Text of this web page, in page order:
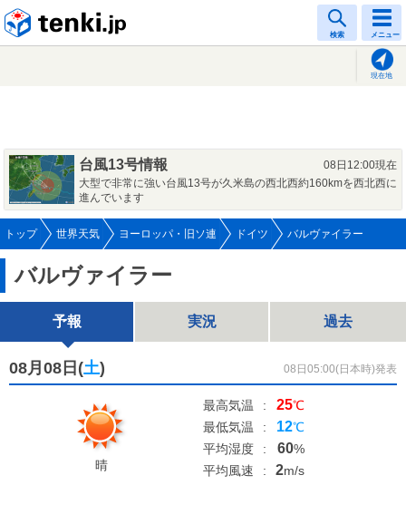
検索 メニュー
現在地
台風13号情報
08日12:00現在
大型で非常に強い台風13号が久米島の西北西約160kmを西北西に
進んでいます
トップ 世界天気 ヨーロッパ・旧ソ連 ドイツ バルヴァイラー
バルヴァイラー
予報 実況 過去
08月08日(土) 08日05:00(日本時)発表
晴
最高気温 : 25℃
最低気温
: 12℃
平均湿度
: 60%
平均風速
: 2m/s